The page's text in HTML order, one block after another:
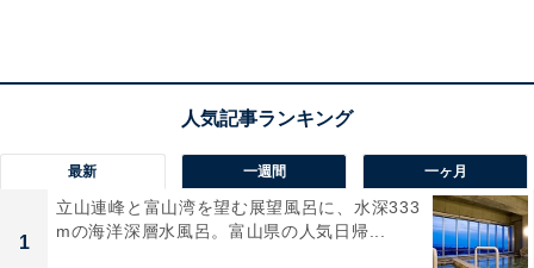
最新 一週間 一ヶ月
1
立山連峰と富山湾を望む展望風呂に、水深333
mの海洋深層水風呂。富山県の人気日帰...